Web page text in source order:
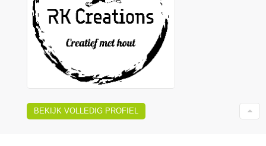
BEKIJK VOLLEDIG PROFIEL